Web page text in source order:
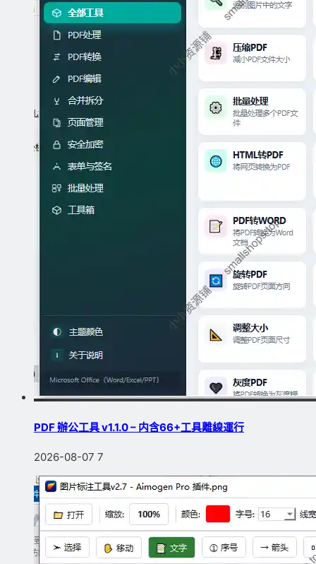
PDF 辦公工具 v1.1.0 – 内含66+工具離線運行
2026-08-07 7